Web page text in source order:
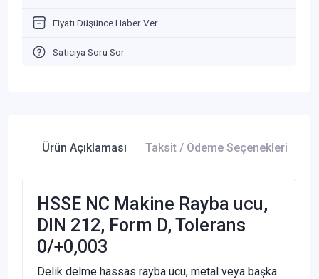
Fiyatı Düşünce Haber Ver
Satıcıya Soru Sor
Ürün Açıklaması Taksit / Ödeme Seçenekleri
HSSE NC Makine Rayba ucu,
DIN 212, Form D, Tolerans
0/+0,003
Delik delme hassas rayba ucu, metal veya başka